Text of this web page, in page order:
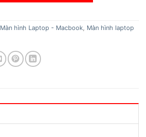
Màn hình Laptop - Macbook Màn hình laptop